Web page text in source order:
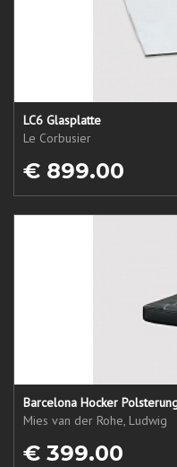
LC6 Glasplatte
Le Corbusier
€ 899.00
Barcelona Hocker
Mies van der Rohe, Ludwig
€ 399.00